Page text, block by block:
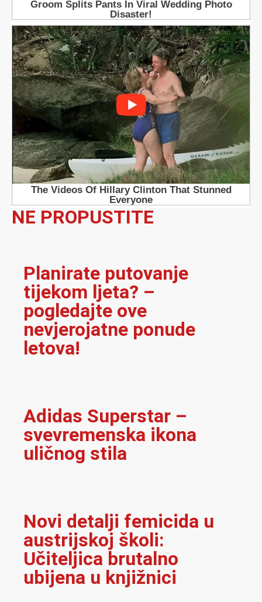
NE PROPUSTITE
Planirate putovanje
tijekom ljeta? –
pogledajte ove
nevjerojatne ponude
letova!
Adidas Superstar –
svevremenska ikona
uličnog stila
Novi detalji femicida u
austrijskoj školi:
Učiteljica brutalno
ubijena u knjižnici